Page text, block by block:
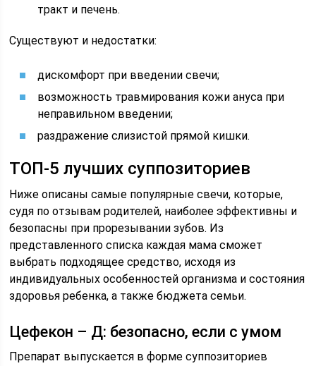
тракт и печень.
Существуют и недостатки:
дискомфорт при введении свечи;
возможность травмирования кожи ануса при
неправильном введении;
раздражение слизистой прямой кишки.
ТОП-5 лучших суппозиториев
Ниже описаны самые популярные свечи, которые,
судя по отзывам родителей, наиболее эффективны и
безопасны при прорезывании зубов. Из
представленного списка каждая мама сможет
выбрать подходящее средство, исходя из
индивидуальных особенностей организма и состояния
здоровья ребенка, а также бюджета семьи.
Цефекон – Д: безопасно, если с умом
Препарат выпускается в форме суппозиториев